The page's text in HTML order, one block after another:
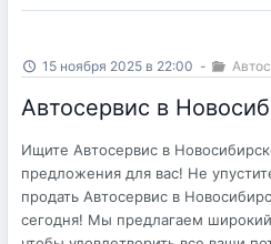
15 ноября 2025 в 22:00 -
Автосервис в
Ищите Автосервис в
предложения для вас! Не
продать Автосервис в
сегодня! Мы предлагаем